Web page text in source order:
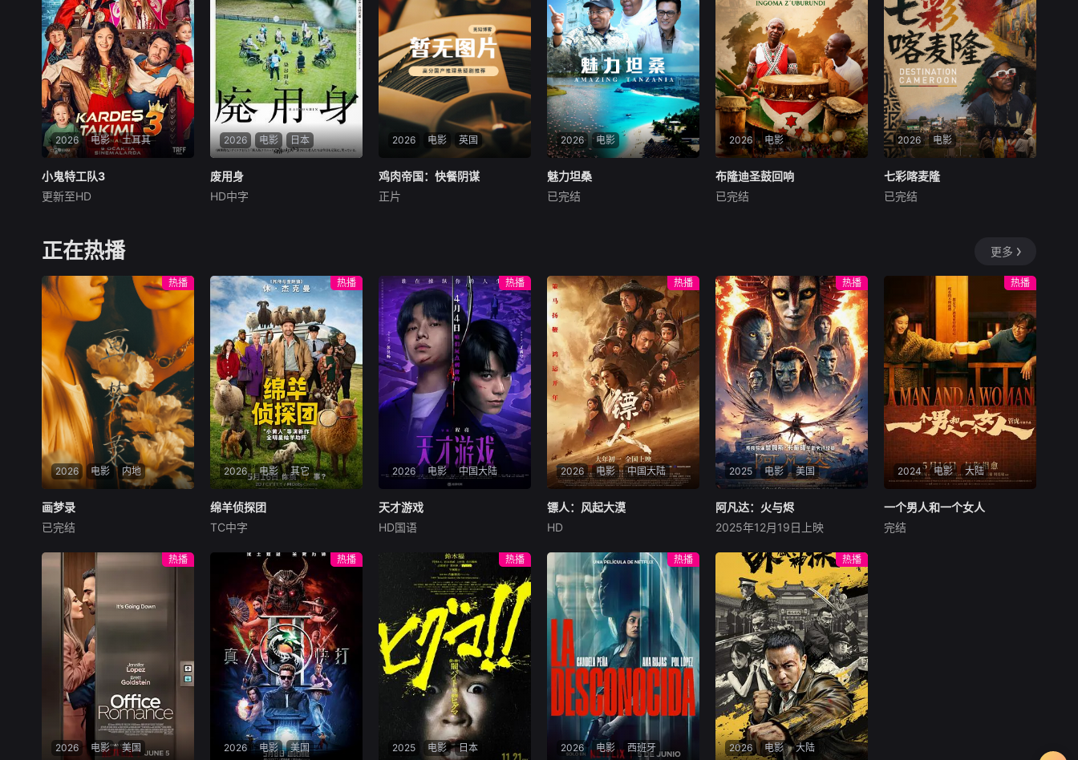
会怎样（What If）”为主题进
行表达。其风格轻松幽默，以
寓教于乐的方式传
妖异事件，张天盛虽被种种诡
怪幻象阻碍，却坚信这是藏在
迷信后的人为诡计，勇于向封
建传统宣战，敢于
妖异事件，张天盛虽被种种诡
怪幻象阻碍，却坚信这是藏在
迷信后的人为诡计，勇于向封
建传统宣战，敢于
决心投身革命。日军欲诱杀高
胜男，她孤身赴战舍命换乡亲
周全。千钧一发间，八路军突
袭而至全歼敌寇，
事件，张天盛虽被种种诡怪幻
象阻碍，却坚信这是藏在迷信
后的人为诡计，勇于向封建传
统宣战，敢于破除
2026 电影 土耳其
小鬼特工队3
Ceyda
讲述了阿斯勒和塞尔坎在休产
假期间接到紧急电话，被迫穿
为止最具挑战性的任务。
小鬼特工队3
更新至HD
2026 电影 日本
废用身
染谷将太
——的治疗方法，而一步步踏
入在追求理想的理性与疯狂之
间摇摆的危险领域。在某座城
镇的日间照护中心里，一种突
破性的疗法在老年人
废用身
HD中字
2026 电影 英国
鸡肉帝国：快餐阴谋
鸡肉帝国：快餐阴谋
正片
2026 电影
魅力坦桑
未知
魅力坦桑
已完结
2026 电影
布隆迪圣鼓回响
未知
文化遗产名录，承载着深厚的
历史底蕴与民族精神。本片聚
焦布隆迪最具代表性的传统鼓
表演，通过震撼人心
布隆迪圣鼓回响
已完结
2026 电影
七彩喀麦隆
未知
林到稀树草原，从火山地貌到
洲大陆最具代表性的自然与人
文景观。本片深入喀麦隆的街
头巷尾与社区生活，以镜头捕
捉当地人民的真实面貌——从
传统服饰
七彩喀麦隆
已完结
正在热播 更多
2026 电影 内地
热播
画梦录
代露娃
民国的上海滩，身怀绝技的孤
女画师许雁真，意外与身陷危
局的融汇银行总账姜心羽产生
交集。姜心羽遭人陷害，只得
与许雁真结盟，彼时银行欲将
国宝名画低价卖给外国人，许
雁真凭借自身精湛画技仿造名
画、偷天换日。几经波折，两
人联手在各方势力的夹缝间巧
妙周旋，共历险阻，破解重重
困境。
画梦录
已完结
2026 电影 其它
热播
绵羊侦探团
牧羊人乔治（休·杰克曼
饰）最爱给羊群读侦探小说，
没想到自己有一天会离奇死
亡。他留下的3000万巨额遗
产，让每个人貌似都有犯罪动
机。警察毫无头绪之时，羊群
们决定“不务正业”迈出牧场，
追查牧羊人“躺平
绵羊侦探团
TC中字
2026 电影 中国大陆
热播
天才游戏
彭昱畅
穷途末路的天才少年刘全龙
（彭昱畅 饰），被偏执富家公
子陈伦（丁禹兮 饰）选中，被
迫踏入一场为他量身打造的
“换命游戏”。豪华别墅、名车
名表、神秘女友全部备齐，在
陈伦的精心打造下，刘全龙瞬
间拥有顶配人生。
天才游戏
HD国语
2026 电影 中国大陆
热播
镖人：风起大漠
大漠之上，镖人、官府、西域
五大家族等多方势力盘根错
节、暗潮涌动。“天字第二号
逃犯”刀马接下特殊押镖任
务，和同伴一起从西域护镖远
赴长安。不料，他们的护送对
象竟是“天字第一号逃犯”知世
郎……天下熙熙皆为利来，各
方势力闻风入局，抢镖厮杀接
连上演……
镖人：风起大漠
HD
2025 电影 美国
热播
阿凡达：火与烬
萨姆·沃辛顿
佐伊·索尔达娜
影片聚焦杰克·萨利与奈蒂莉一
家的命运起伏，在前作的情感
余波之上，深刻描绘一个家族
在战火中如何成长、并共同守
护血脉相连的情感纽带的历
程，从而将故事推向更具张力
的全新维度。此外，潘多拉的
全新领域也即将揭晓
阿凡达：火与烬
2025年12月19日上映
2024 电影 大陆
热播
一个男人和一个女人
黄渤
一个男人和一个女人
完结
2026 电影 美国
热播
2026 电影 美国
热播
2025 电影 日本
热播
2026 电影 西班牙
热播
2026 电影 大陆
热播